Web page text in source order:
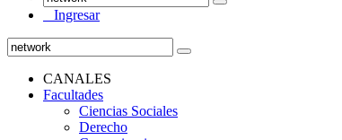
Ingresar
CANALES
Facultades
Ciencias Sociales
Derecho